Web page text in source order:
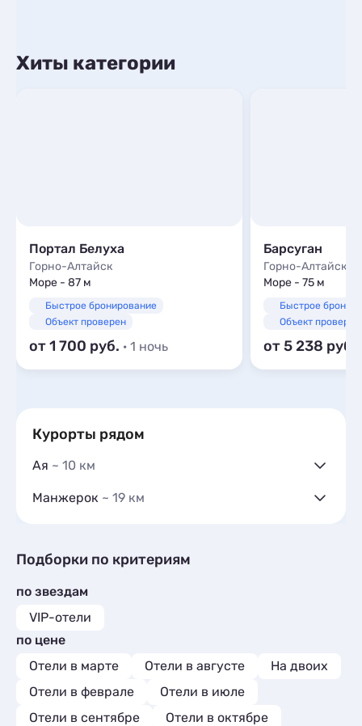
Хиты категории
Портал Белуха
Горно-Алтайск
Море - 87 м
Быстрое бронирование
Объект проверен
от 1 700 · 1 ночь
Барсуган
Горно-Алтайск
Море - 75 м
Быстрое
Объект проверен
от 5 238
Курорты рядом
Ая ~ 10 км
Частный сектор 2
Квартиры посуточно 1
Мини-отели
Шале 2
Манжерок ~ 19 км
Гостиницы и отели 5
Базы отдыха
Шале 5
Подборки по критериям
по звездам
VIP-отели
по цене
Отели в марте
Отели в августе
На двоих
Отели в феврале
Отели в июле
Отели в сентябре
Отели в октябре